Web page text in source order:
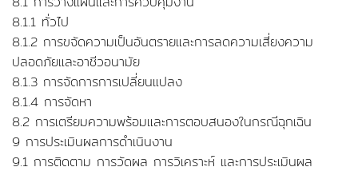
8.1.1 ทั่วไป
8.1.2 การขจัดความเป็นอันตรายและการลดความเสี่ยงความ
ปลอดภัยและอาชีวอนามัย
8.1.3 การจัดการการเปลี่ยนแปลง
8.1.4 การจัดหา
8.2 การเตรียมความพร้อมและการตอบสนองในกรณีฉุกเฉิน
9 การประเมินผลการดำเนินงาน
9.1 การติดตาม การวัดผล การวิเคราะห์ และการประเมินผล